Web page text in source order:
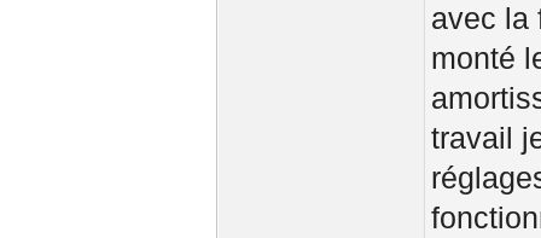
avec la
monté
travail